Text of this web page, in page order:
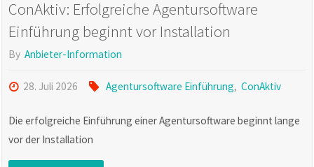
ConAktiv: Erfolgreiche Agentursoftware
Einführung beginnt vor Installation
By Anbieter-Information
28. Juli 2026 Agentursoftware Einführung, ConAktiv
Die erfolgreiche Einführung einer Agentursoftware beginnt lange
vor der Installation